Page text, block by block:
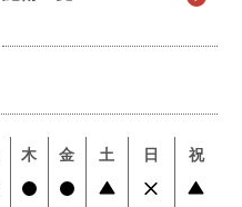
木 金 土 日 祝